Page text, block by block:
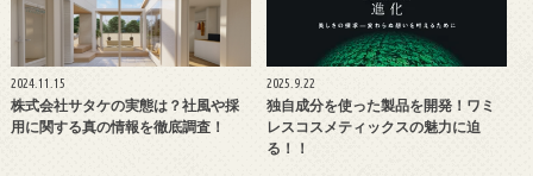
2024.11.15
株式会社サタケの実態は？社風や採
用に関する真の情報を徹底調査！
2025.9.22
独自成分を使った製品を開発！ワミ
レスコスメティックスの魅力に迫
る！！